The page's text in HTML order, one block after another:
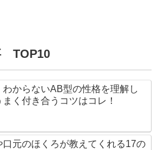
TOP10
わからないAB型の性格を理解し
まく付き合うコツはコレ！
口元のほくろが教えてくれる17の